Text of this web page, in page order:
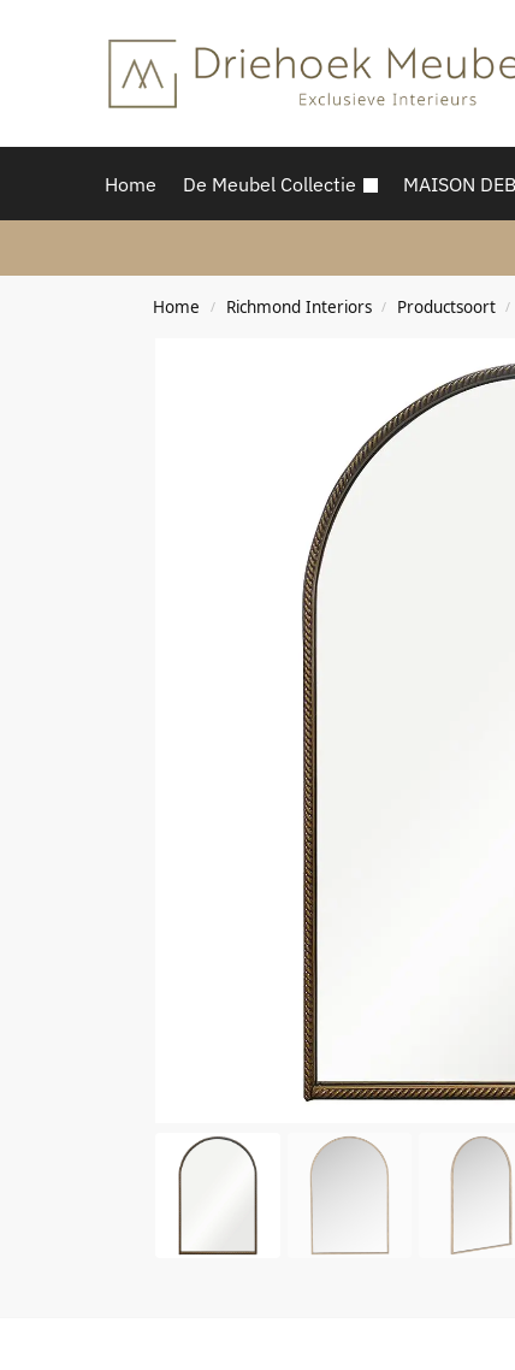
Home De Meubel Collectie MAISON
Home / Richmond Interiors / Productsoort /